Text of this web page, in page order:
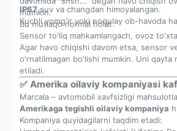
IP67suv va changdan himoyalangan.
Kuchli yomg'ir yoki noqulay ob-havoda
mumkin.
Bu mutlaqo normal holat.
Sensor to'liq mahkamlangach, ovoz
Agar havo chiqishi davom etsa, sensor
o'rnatilmagan bo'lishi mumkin. Uni qayta
etiladi.
✅ Amerika oilaviy kompaniyasi
Marcala – avtomobil xavfsizligi
Amerikaga tegishli oilaviy kompaniya
Kompaniya quyidagilarni taqdim etadi: